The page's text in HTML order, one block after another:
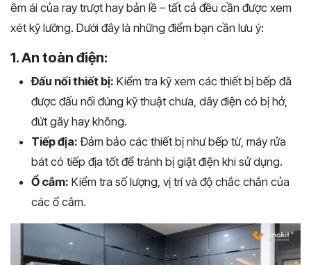
êm ái của ray trượt hay bản lề – tất cả đều cần được xem
xét kỹ lưỡng. Dưới đây là những điểm bạn cần lưu ý:
1. An toàn điện:
Đấu nối thiết bị: Kiểm tra kỹ xem các thiết bị bếp đã
được đấu nối đúng kỹ thuật chưa, dây điện có bị hở,
đứt gãy hay không.
Tiếp địa: Đảm bảo các thiết bị như bếp từ, máy rửa
bát có tiếp địa tốt để tránh bị giật điện khi sử dụng.
Ổ cắm: Kiểm tra số lượng, vị trí và độ chắc chắn của
các ổ cắm.